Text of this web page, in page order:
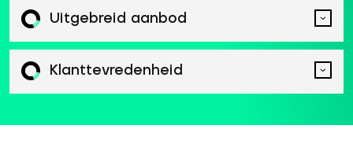
Uitgebreid aanbod
Klanttevredenheid